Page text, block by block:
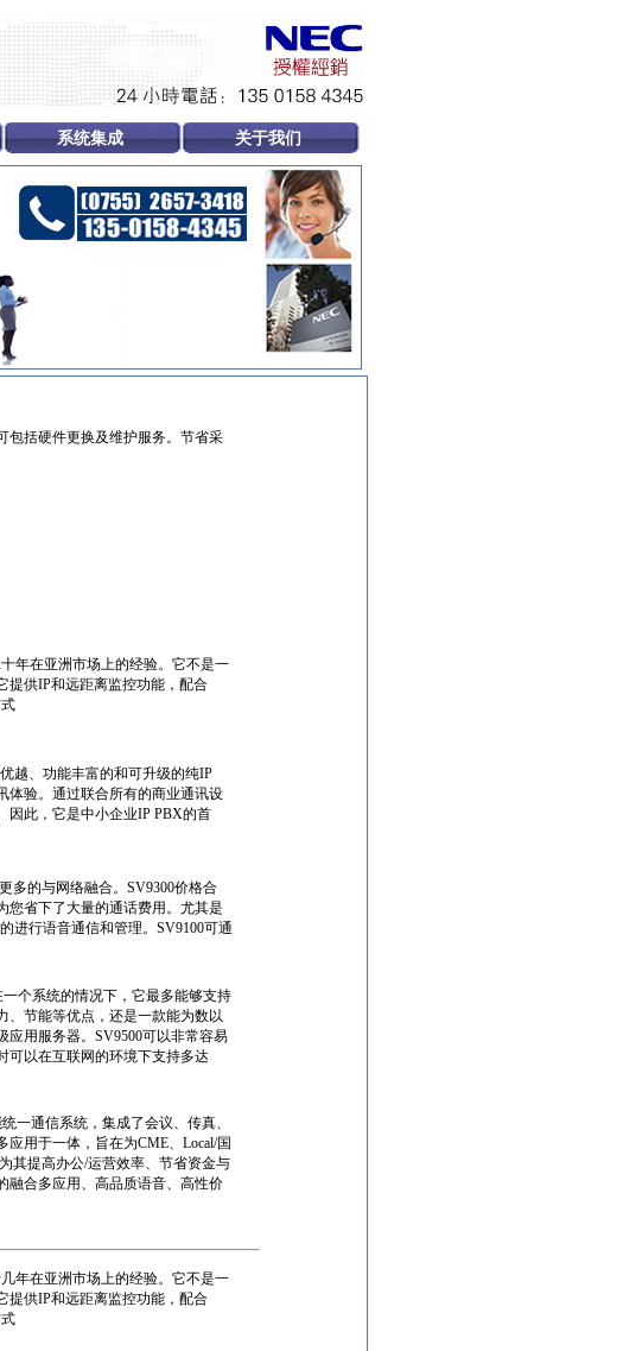
系统集成 关于我们
包括硬件更换及维护服务。节省采
年在亚洲市场上的经验。它不是一
提供IP和远距离监控功能，配合
越、功能丰富的和可升级的纯IP
体验。通过联合所有的商业通讯设
因此，它是中小企业IP PBX的首
多的与网络融合。SV9300价格合
您省下了大量的通话费用。尤其是
进行语音通信和管理。SV9100可通
个系统的情况下，它最多能够支持
、节能等优点，还是一款能为数以
用服务器。SV9500可以非常容易
可以在互联网的环境下支持多达
一通信系统，集成了会议、传真、
用于一体，旨在为CME、Local/国
其提高办公/运营效率、节省资金与
融合多应用、高品质语音、高性价
年在亚洲市场上的经验。它不是一
提供IP和远距离监控功能，配合